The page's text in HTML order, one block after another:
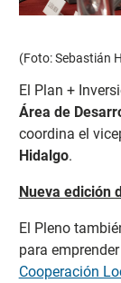
(Foto: Sebastián
El Plan +
Área de
coordina el
Hidalgo.
Nueva edición
El Pleno
para
Cooperación